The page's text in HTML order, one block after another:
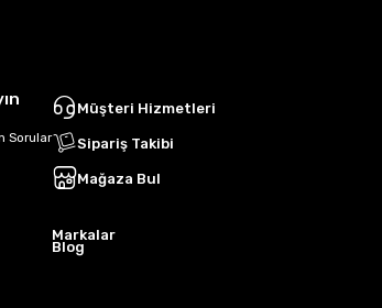
Sorular
Müşteri Hizmetleri
Sipariş Takibi
Mağaza Bul
Markalar
Blog